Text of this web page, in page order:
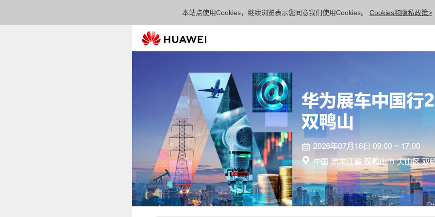
本站点使用Cookies，继续浏览表示您同意我们使用Cookies。 Cookies和隐私政策>